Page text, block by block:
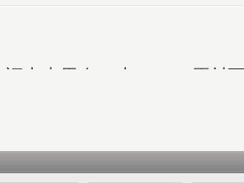
福山恵里奈（山口）・原村
利」への道
谷智之